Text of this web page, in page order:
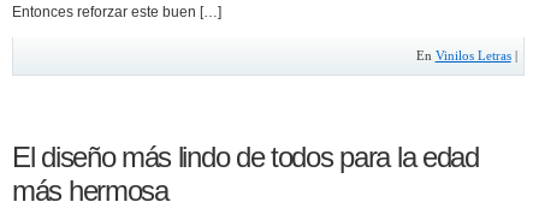
Entonces reforzar este buen […]
En Vinilos Letras|
El diseño más lindo de todos para la edad
más hermosa